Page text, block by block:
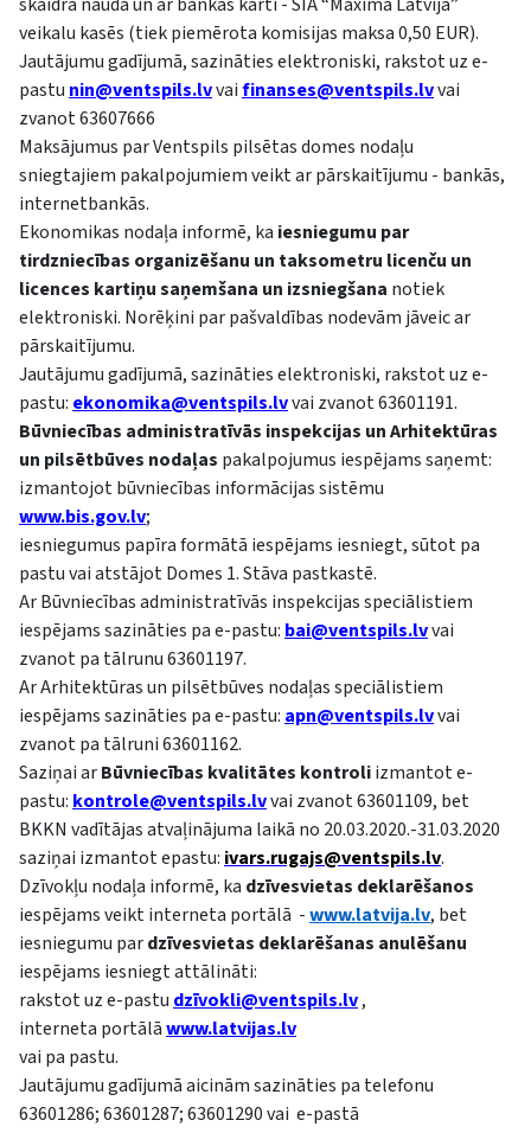
veikalu kasēs (tiek piemērota komisijas maksa 0,50 EUR).
Jautājumu gadījumā, sazināties elektroniski, rakstot uz e-
pastu nin@ventspils.lvvaifinanses@ventspils.lvvai
zvanot 63607666
Maksājumus par Ventspils pilsētas domes nodaļu
sniegtajiem pakalpojumiem veikt ar pārskaitījumu - bankās,
internetbankās.
Ekonomikas nodaļa informē, ka iesniegumu par
tirdzniecības organizēšanu un taksometru licenču un
licences kartiņu saņemšana un izsniegšana notiek
elektroniski. Norēķini par pašvaldības nodevām jāveic ar
pārskaitījumu.
Jautājumu gadījumā, sazināties elektroniski, rakstot uz e-
pastu: ekonomika@ventspils.lvvai zvanot 63601191.
Būvniecības administratīvās inspekcijas un Arhitektūras
un pilsētbūves nodaļas pakalpojumus iespējams saņemt:
izmantojot būvniecības informācijas sistēmu
www.bis.gov.lv;
iesniegumus papīra formātā iespējams iesniegt, sūtot pa
pastu vai atstājot Domes 1. Stāva pastkastē.
Ar Būvniecības administratīvās inspekcijas speciālistiem
iespējams sazināties pa e-pastu: bai@ventspils.lvvai
zvanot pa tālrunu 63601197.
Ar Arhitektūras un pilsētbūves nodaļas speciālistiem
iespējams sazināties pa e-pastu: apn@ventspils.lvvai
zvanot pa tālruni 63601162.
Saziņai arBūvniecības kvalitātes kontroliizmantot e-
pastu: kontrole@ventspils.lvvai zvanot 63601109, bet
BKKN vadītājas atvaļinājuma laikā no 20.03.2020.-31.03.2020
saziņai izmantot epastu: ivars.rugajs@ventspils.lv.
Dzīvokļu nodaļa informē, ka dzīvesvietas deklarēšanos
iespējams veikt interneta portālā -www.latvija.lv, bet
iesniegumu pardzīvesvietas deklarēšanas anulēšanu
iespējams iesniegt attālināti:
rakstot uz e-pastu dzīvokli@ventspils.lv,
interneta portālāwww.latvijas.lv
vai pa pastu.
Jautājumu gadījumā aicinām sazināties pa telefonu
63601286; 63601287; 63601290 vai e-pastā